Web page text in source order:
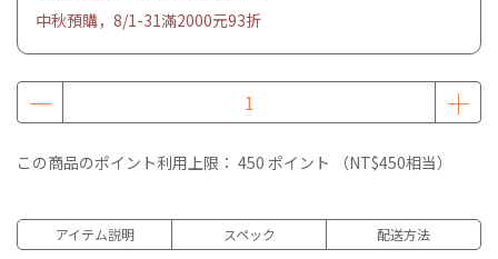
中秋預購，8/1-31滿2000元93折
この商品のポイント利用上限： 450 ポイント （NT$450相当）
アイテム説明 スペック 配送方法